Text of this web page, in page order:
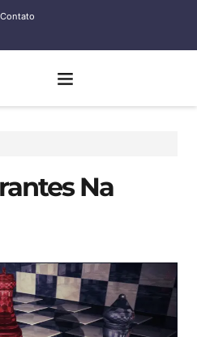
Contato
Na